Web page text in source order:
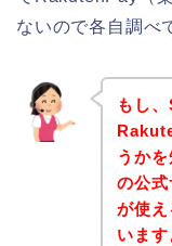
ないので各自調べ
もし
うか
の公
が使
います